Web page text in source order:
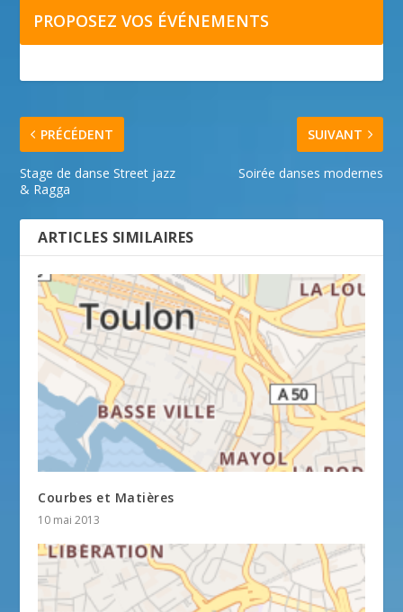
PROPOSEZ VOS ÉVÉNEMENTS
PRÉCÉDENT
Stage de danse Street jazz
& Ragga
SUIVANT
Soirée danses modernes
ARTICLES SIMILAIRES
Courbes et Matières
10 mai 2013